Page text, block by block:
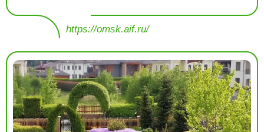
https://omsk.aif.ru/